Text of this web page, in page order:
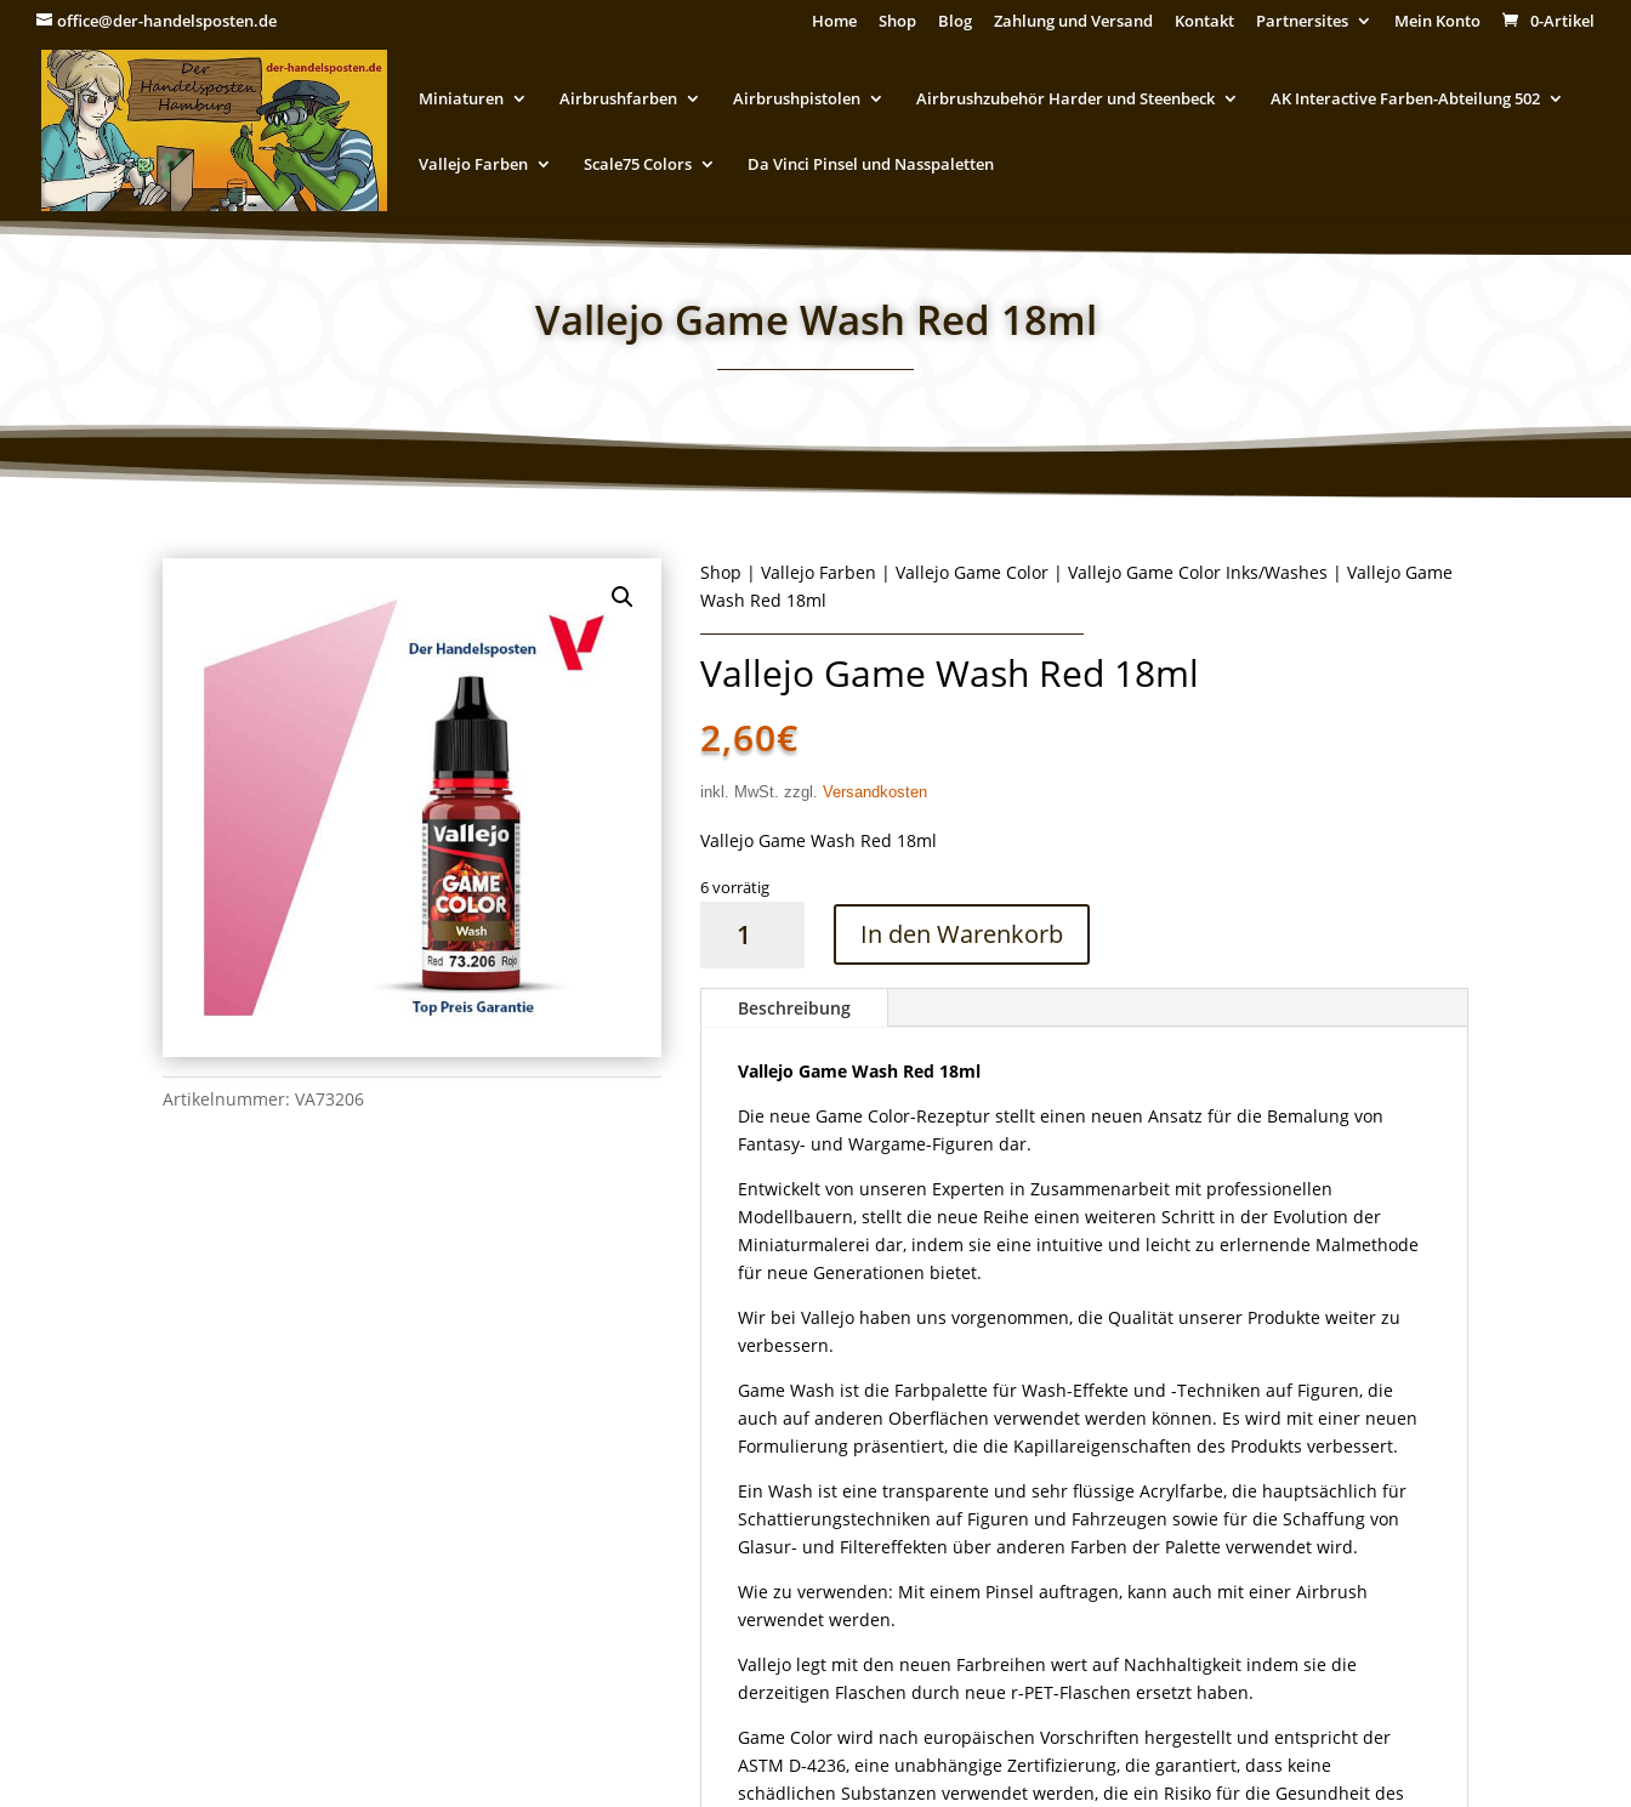
office@der-handelsposten.de Home Shop Blog Zahlung und Versand Kontakt Partnersites Mein Konto 0-Artikel
Miniaturen Airbrushfarben Airbrushpistolen Airbrushzubehör Harder und Steenbeck AK Interactive Farben-Abteilung 502
Vallejo Farben Scale75 Colors Da Vinci Pinsel und Nasspaletten
Vallejo Game Wash Red 18ml
Artikelnummer:VA73206
Shop |Vallejo Farben |Vallejo Game Color |Vallejo Game Color Inks/Washes | Vallejo Game
Wash Red 18ml
Vallejo Game Wash Red 18ml
2,60€
inkl. MwSt. zzgl.Versandkosten
Vallejo Game Wash Red 18ml
6 vorrätig
Game
Red
In den Warenkorb
Beschreibung
Vallejo Game Wash Red 18ml
Die neue Game Color-Rezeptur stellt einen neuen Ansatz für die Bemalung von
Fantasy- und Wargame-Figuren dar.
Entwickelt von unseren Experten in Zusammenarbeit mit professionellen
Modellbauern, stellt die neue Reihe einen weiteren Schritt in der Evolution der
Miniaturmalerei dar, indem sie eine intuitive und leicht zu erlernende Malmethode
für neue Generationen bietet.
Wir bei Vallejo haben uns vorgenommen, die Qualität unserer Produkte weiter zu
verbessern.
Game Wash ist die Farbpalette für Wash-Effekte und -Techniken auf Figuren, die
auch auf anderen Oberflächen verwendet werden können. Es wird mit einer neuen
Formulierung präsentiert, die die Kapillareigenschaften des Produkts verbessert.
Ein Wash ist eine transparente und sehr flüssige Acrylfarbe, die hauptsächlich für
Schattierungstechniken auf Figuren und Fahrzeugen sowie für die Schaffung von
Glasur- und Filtereffekten über anderen Farben der Palette verwendet wird.
Wie zu verwenden: Mit einem Pinsel auftragen, kann auch mit einer Airbrush
verwendet werden.
Vallejo legt mit den neuen Farbreihen wert auf Nachhaltigkeit indem sie die
derzeitigen Flaschen durch neue r-PET-Flaschen ersetzt haben.
Game Color wird nach europäischen Vorschriften hergestellt und entspricht der
ASTM D-4236, eine unabhängige Zertifizierung, die garantiert, dass keine
schädlichen Substanzen verwendet werden, die ein Risiko für die Gesundheit des